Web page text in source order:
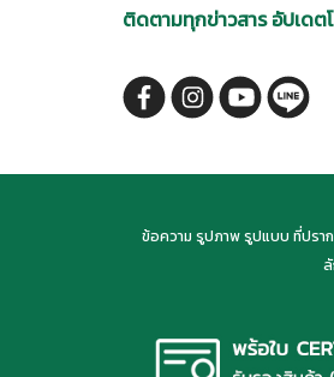
ติดตามทุกข่าวสาร อัปเดต
ข้อความ รูปภาพ รูปแบบ ที่ปรา